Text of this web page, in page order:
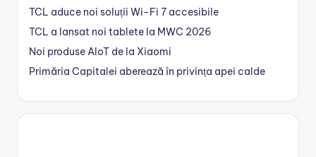
TCL aduce noi soluții Wi-Fi 7 accesibile
TCL a lansat noi tablete la MWC 2026
Noi produse AIoT de la Xiaomi
Primăria Capitalei aberează în privința apei calde